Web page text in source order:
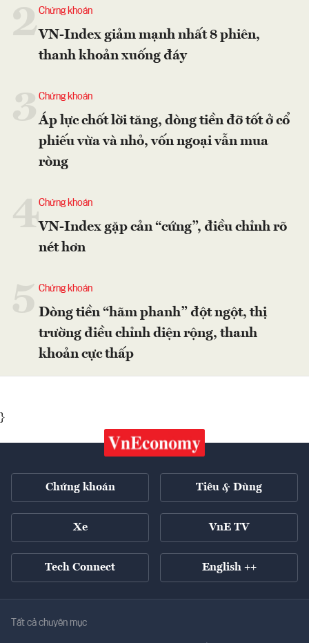
2Chứng khoán
VN-Index giảm mạnh nhất 8 phiên,
thanh khoản xuống đáy
Chứng khoán
Áp lực chốt lời tăng, dòng tiền đỡ tốt ở cổ
phiếu vừa và nhỏ, vốn ngoại vẫn mua
ròng
4Chứng khoán
VN-Index gặp cản “cứng”, điều chỉnh rõ
nét hơn
Chứng khoán
Dòng tiền “hãm phanh” đột ngột, thị
trường điều chỉnh diện rộng, thanh
khoản cực thấp
}
Chứng khoán Tiêu & Dùng
Xe VnE TV
Tech Connect English ++
Tất cả chuyên mục